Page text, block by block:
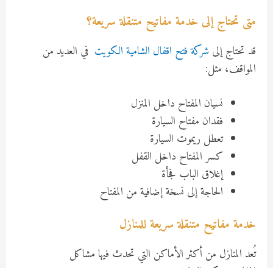
متى تحتاج إلى خدمة مفاتيح متنقلة سريعة؟
قد تحتاج إلىشركة فتح اقفال الشامية الكويت في العديد من
المواقف، مثل:
نسيان المفتاح داخل المنزل
فقدان مفتاح السيارة
تعطل ريموت السيارة
كسر المفتاح داخل القفل
إغلاق الباب فجأة
الحاجة إلى نسخة إضافية من المفتاح
خدمة مفاتيح متنقلة سريعة للمنازل
تُعد المنازل من أكثر الأماكن التي تحدث فيها مشاكل